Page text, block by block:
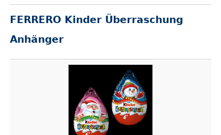
FERRERO Kinder Überraschung
Anhänger